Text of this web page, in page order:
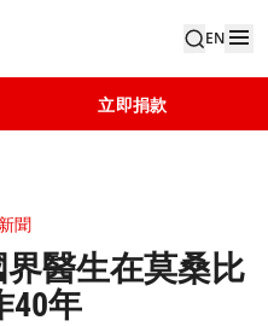
EN
立即捐款
聞
界醫生在莫桑比
40年